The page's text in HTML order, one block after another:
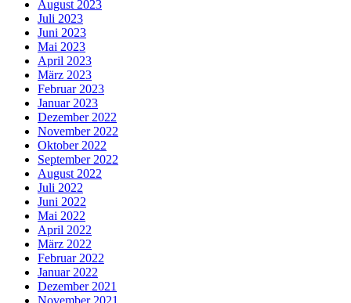
August 2023
Juli 2023
Juni 2023
Mai 2023
April 2023
März 2023
Februar 2023
Januar 2023
Dezember 2022
November 2022
Oktober 2022
September 2022
August 2022
Juli 2022
Juni 2022
Mai 2022
April 2022
März 2022
Februar 2022
Januar 2022
Dezember 2021
November 2021